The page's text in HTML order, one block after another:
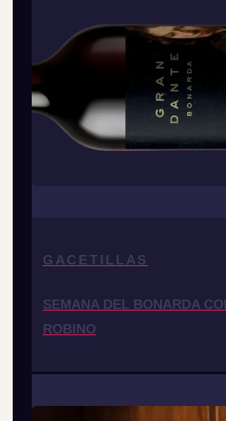
GACETILLAS
SEMANA DEL BONARDA
ROBINO